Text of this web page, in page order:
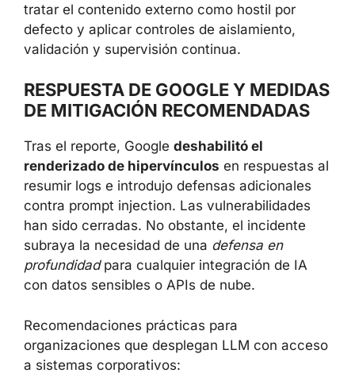
tratar el contenido externo como hostil por
defecto y aplicar controles de aislamiento,
validación y supervisión continua.
RESPUESTA DE GOOGLE Y MEDIDAS
DE MITIGACIÓN RECOMENDADAS
Tras el reporte, Google deshabilitó el
renderizado de hipervínculos en respuestas al
resumir logs e introdujo defensas adicionales
contra prompt injection. Las vulnerabilidades
han sido cerradas. No obstante, el incidente
subraya la necesidad de una defensa en
profundidadpara cualquier integración de IA
con datos sensibles o APIs de nube.
Recomendaciones prácticas para
organizaciones que desplegan LLM con acceso
a sistemas corporativos: